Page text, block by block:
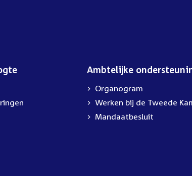
Ambtelijke
Organogram
Werken bij de Tweede
Mandaatbesluit